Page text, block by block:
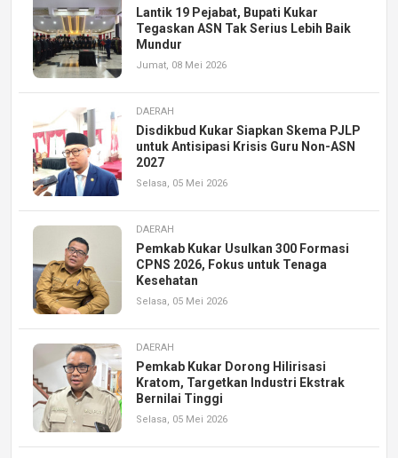
Lantik 19 Pejabat, Bupati Kukar
Tegaskan ASN Tak Serius Lebih Baik
Mundur
Jumat, 08 Mei 2026
DAERAH
Disdikbud Kukar Siapkan Skema PJLP
untuk Antisipasi Krisis Guru Non-ASN
2027
Selasa, 05 Mei 2026
DAERAH
Pemkab Kukar Usulkan 300 Formasi
CPNS 2026, Fokus untuk Tenaga
Kesehatan
Selasa, 05 Mei 2026
DAERAH
Pemkab Kukar Dorong Hilirisasi
Kratom, Targetkan Industri Ekstrak
Bernilai Tinggi
Selasa, 05 Mei 2026